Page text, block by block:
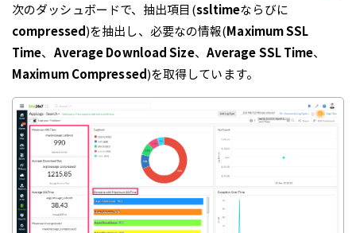
次のダッシュボードで、抽出項目(ssltimeならびに
compressed)を抽出し、必要なの情報(Maximum SSL
Time、 Average Download Size、 Average SSL Time、
Maximum Compressed)を取得しています。